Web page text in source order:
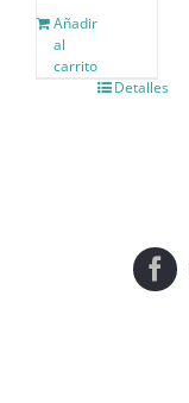
Añadir
al
carrito
Detalles